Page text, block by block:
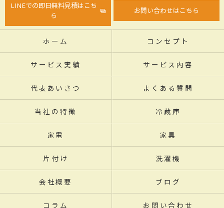
LINEでの即日無料見積はこち
ら
お問い合わせはこちら
ホーム コンセプト
サービス実績 サービス内容
代表あいさつ よくある質問
当社の特徴 冷蔵庫
家電 家具
片付け 洗濯機
会社概要 ブログ
コラム お問い合わせ